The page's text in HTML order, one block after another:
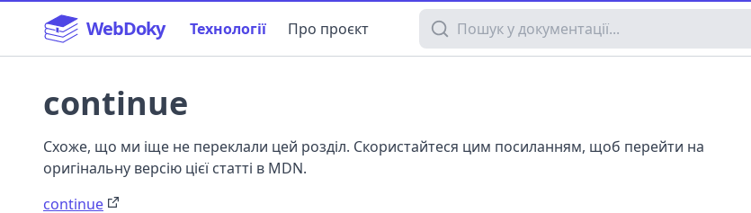
WebDoky Технології Про проєкт Пошук у документації
continue
Схоже, що ми іще не переклали цей розділ. Скористайтеся цим посиланням, щоб перейти на
оригінальну версію цієї статті в MDN.
continue